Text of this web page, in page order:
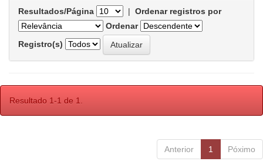
Resultados/Página | Ordenar registros por
Ordenar
Registro(s)
Resultado 1-1 de 1.
Anterior 1 Póximo